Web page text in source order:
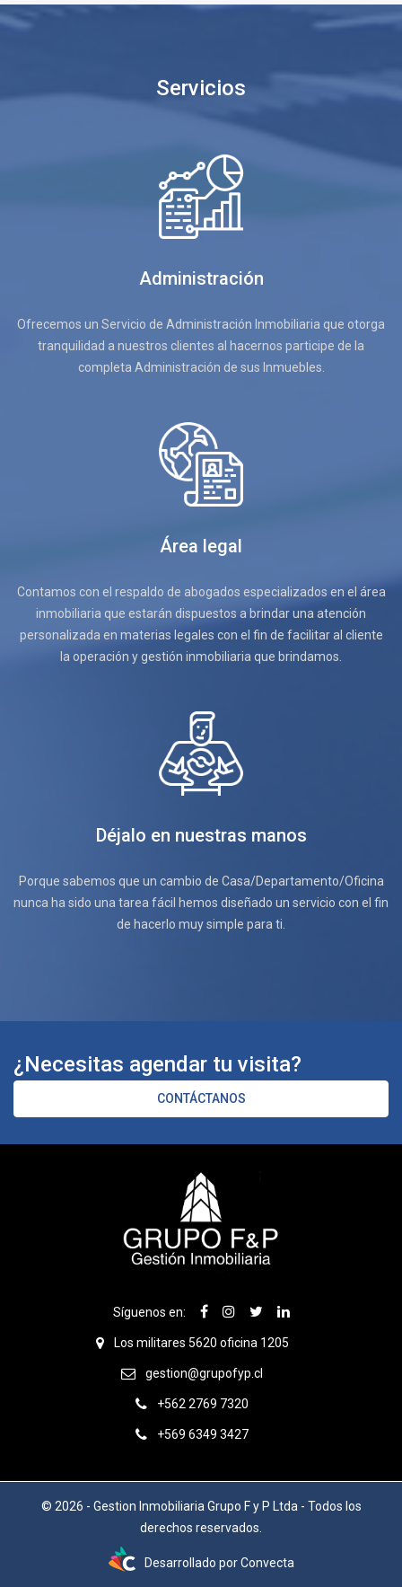
Servicios
Administración
Ofrecemos un Servicio de Administración Inmobiliaria que otorga
tranquilidad a nuestros clientes al hacernos participe de la
completa Administración de sus Inmuebles.
Área legal
Contamos con el respaldo de abogados especializados en el área
inmobiliaria que estarán dispuestos a brindar una atención
personalizada en materias legales con el fin de facilitar al cliente
la operación y gestión inmobiliaria que brindamos.
Déjalo en nuestras manos
Porque sabemos que un cambio de Casa/Departamento/Oficina
nunca ha sido una tarea fácil hemos diseñado un servicio con el fin
de hacerlo muy simple para ti.
¿Necesitas agendar tu visita?
CONTÁCTANOS
Síguenos en:
Los militares 5620 oficina 1205
gestion@grupofyp.cl
+562 2769 7320
+569 6349 3427
© 2026 - Gestion Inmobiliaria Grupo F y P Ltda - Todos los
derechos reservados.
Desarrollado porConvecta